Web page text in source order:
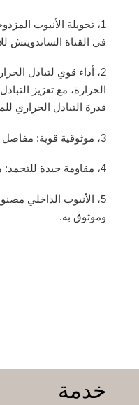
1، تحويلة الأنبوب
في القناة الساندويتش
2، أداء قوي لتبادل
الحرارة، مع تعزيز
قدرة التبادل الحراري
3، موثوقية قوية: مفاصل لحام أقل، وموثوقية قوية.
4، مقاومة جيدة للتجمد: مقاومة جيدة للتجمد، وليس من السهل أن تتوسع.
5، الأنبوب الداخلي
وموثوق به.
خدمة